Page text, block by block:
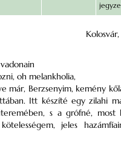
oh melankholia,
már, Berzsenyim, kemény
Itt készíté egy zilahi
s a grófné,
jeles